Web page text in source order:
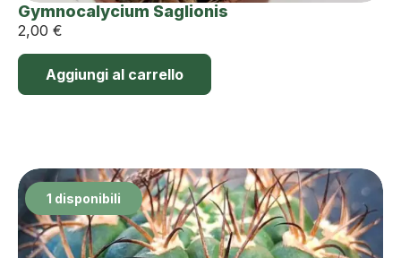
Gymnocalycium Saglionis
2,00 €
Aggiungi al carrello
1 disponibili